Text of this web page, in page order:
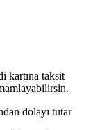
kartına taksit
dolayı tutar